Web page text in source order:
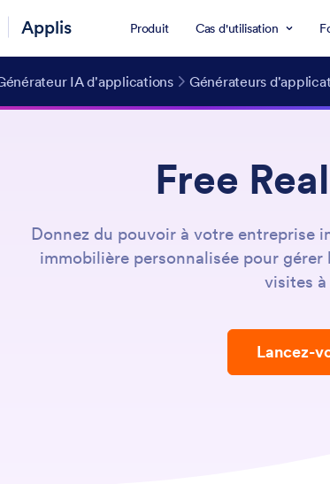
Applis Produit Cas d'utilisation
IA d'applications Générateurs
Free
Donnez du pouvoir à votre entreprise
immobilière personnalisée pour
visites
Lancez-